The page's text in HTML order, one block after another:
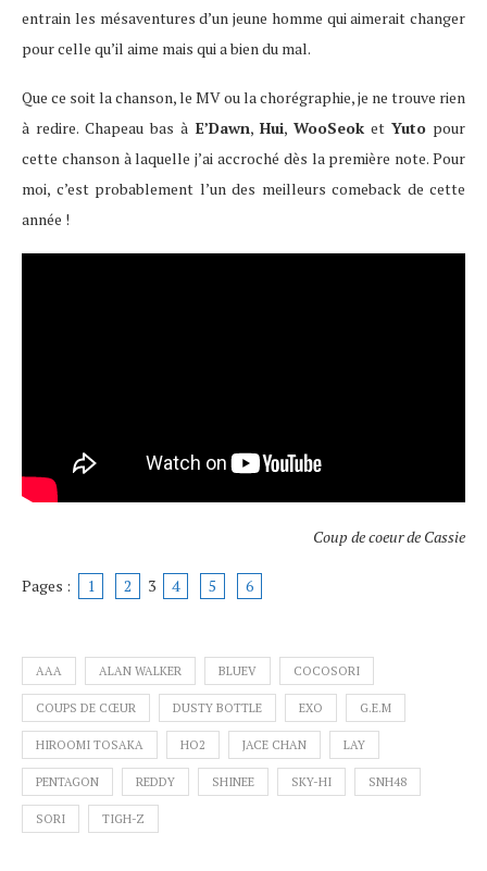
entrain les mésaventures d’un jeune homme qui aimerait changer
pour celle qu’il aime mais qui a bien du mal.
Que ce soit la chanson, le MV ou la chorégraphie, je ne trouve rien
à redire. Chapeau bas à E’Dawn, Hui, WooSeoket Yutopour
cette chanson à laquelle j’ai accroché dès la première note. Pour
moi, c’est probablement l’un des meilleurs comeback de cette
année !
Coup de coeur de Cassie
Pages : 1 2 3 4 5 6
AAA ALAN WALKER BLUEV COCOSORI
COUPS DE CŒUR DUSTY BOTTLE EXO G.E.M
HIROOMI TOSAKA HO2 JACE CHAN LAY
PENTAGON REDDY SHINEE SKY-HI SNH48
SORI TIGH-Z